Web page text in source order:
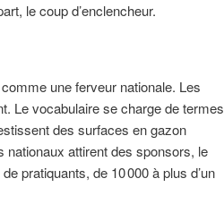
le coup d’enclencheur.
une ferveur nationale. Les
Le vocabulaire se charge de termes
des surfaces en gazon
nationaux attirent des sponsors, le
pratiquants, de 10 000 à plus d’un